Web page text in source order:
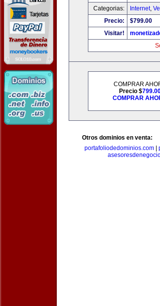
Categorias:
Internet,
Precio:
$799.00
Visitar!
COMPRAR
Precio $
COMPRAR
Otros dominios en venta:
portafoliodedominios.com|